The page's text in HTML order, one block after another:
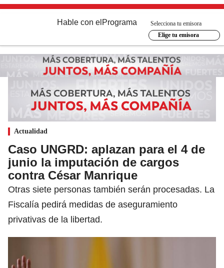
Hable con el Programa
Selecciona tu emisora
Elige tu emisora
Actualidad
Caso UNGRD: aplazan para el 4 de
junio la imputación de cargos
contra César Manrique
Otras siete personas también serán procesadas. La
Fiscalía pedirá medidas de aseguramiento
privativas de la libertad.